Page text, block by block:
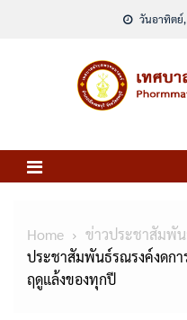
วันอาทิตย์
Home
ข่าวประชาสัมพั
ประชาสัมพันธ์รณรงค์งดกา
ฤดูแล้งของทุกปี